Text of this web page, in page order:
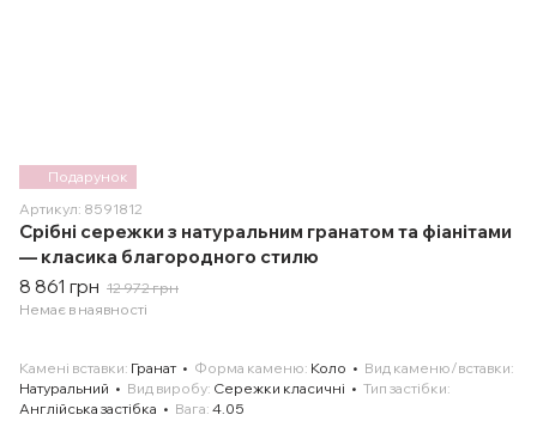
Подарунок
Артикул: 8591812
Срібні сережки з натуральним гранатом та фіанітами
— класика благородного стилю
8 861 грн 12 972 грн
Немає в наявності
Камені вставки Гранат Форма каменю Коло
Вид каменю/вставки
Натуральний
Вид виробу Сережки класичні
Тип застібки
Англійська застібка
Вага 4.05